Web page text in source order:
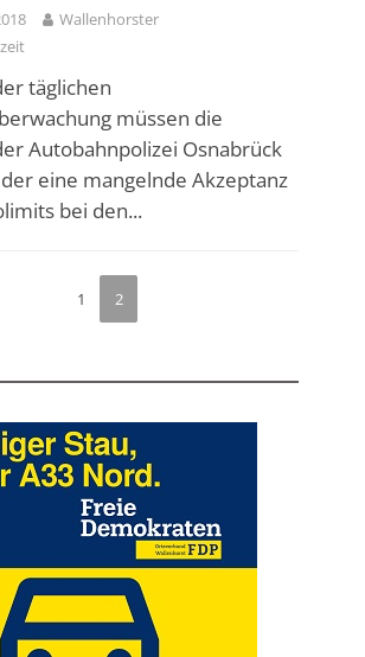
Wallenhorster
täglichen
müssen die
Autobahnpolizei Osnabrück
eine mangelnde Akzeptanz
bei den...
1 2